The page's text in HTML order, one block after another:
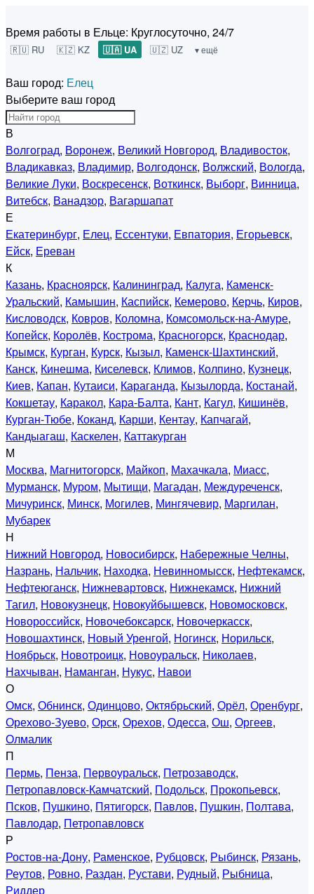
Время работы в Ельце: Круглосуточно, 24/7
🇷🇺 RU 🇰🇿 KZ 🇺🇦 UA 🇺🇿 UZ ▾ ещё
Ваш город: Елец
Выберите ваш город
В
Волгоград, Воронеж, Великий Новгород, Владивосток,
Владикавказ, Владимир, Волгодонск, Волжский, Вологда,
Великие Луки, Воскресенск, Воткинск, Выборг, Винница,
Витебск, Ванадзор, Вагаршапат
Е
Екатеринбург, Елец, Ессентуки, Евпатория, Егорьевск,
Ейск, Ереван
К
Казань, Красноярск, Калининград, Калуга, Каменск-
Уральский, Камышин, Каспийск, Кемерово, Керчь, Киров,
Кисловодск, Ковров, Коломна, Комсомольск-на-Амуре,
Копейск, Королёв, Кострома, Красногорск, Краснодар,
Крымск, Курган, Курск, Кызыл, Каменск-Шахтинский,
Канск, Кинешма, Киселевск, Климов, Колпино, Кузнецк,
Киев, Капан, Кутаиси, Караганда, Кызылорда, Костанай,
Кокшетау, Каракол, Кара-Балта, Кант, Кагул, Кишинёв,
Курган-Тюбе, Коканд, Карши, Кентау, Капчагай,
Кандыагаш, Каскелен, Каттакурган
М
Москва, Магнитогорск, Майкоп, Махачкала, Миасс,
Мурманск, Муром, Мытищи, Магадан, Междуреченск,
Мичуринск, Минск, Могилев, Мингячевир, Маргилан,
Мубарек
Н
Нижний Новгород, Новосибирск, Набережные Челны,
Назрань, Нальчик, Находка, Невинномысск, Нефтекамск,
Нефтеюганск, Нижневартовск, Нижнекамск, Нижний
Тагил, Новокузнецк, Новокуйбышевск, Новомосковск,
Новороссийск, Новочебоксарск, Новочеркасск,
Новошахтинск, Новый Уренгой, Ногинск, Норильск,
Ноябрьск, Новотроицк, Новоуральск, Николаев,
Нахчыван, Наманган, Нукус, Навои
О
Омск, Обнинск, Одинцово, Октябрьский, Орёл, Оренбург,
Орехово-Зуево, Орск, Орехов, Одесса, Ош, Оргеев,
Олмалик
П
Пермь, Пенза, Первоуральск, Петрозаводск,
Петропавловск-Камчатский, Подольск, Прокопьевск,
Псков, Пушкино, Пятигорск, Павлов, Пушкин, Полтава,
Павлодар, Петропавловск
Р
Ростов-на-Дону, Раменское, Рубцовск, Рыбинск, Рязань,
Реутов, Ровно, Раздан, Рустави, Рудный, Рыбница,
Риддер